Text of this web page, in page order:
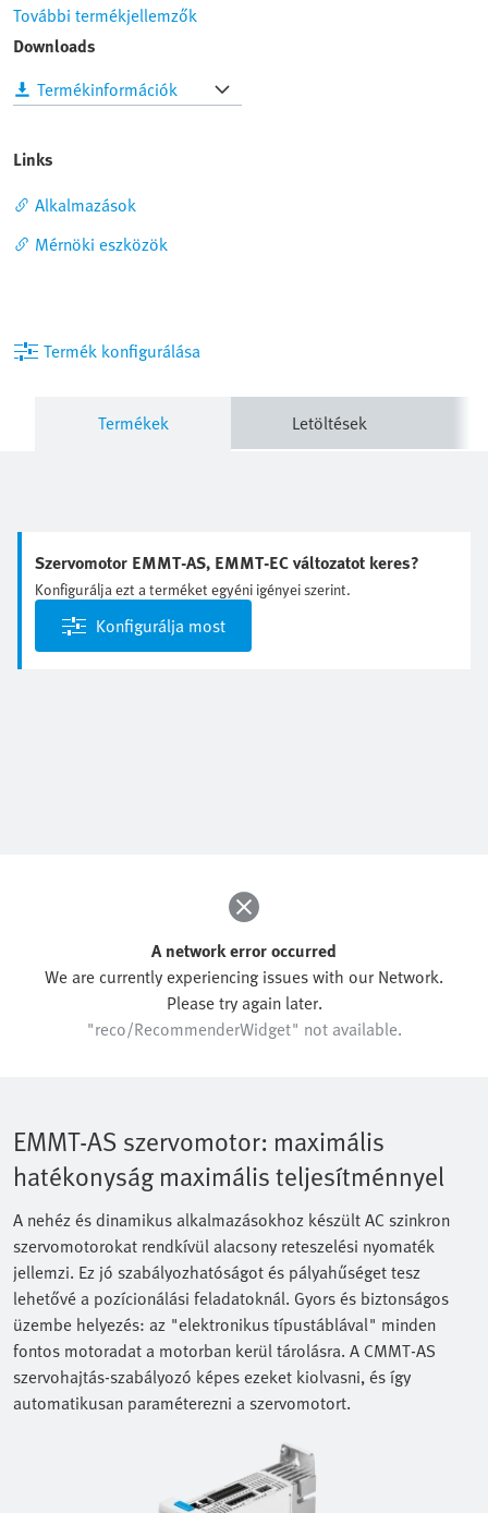
További termékjellemzők
Downloads
Termékinformációk
Links
Alkalmazások
Mérnöki eszközök
Termék konfigurálása
Termékek Letöltések
Szervomotor EMMT-AS, EMMT-EC változatot keres?
Konfigurálja ezt a terméket egyéni igényei szerint.
Konfigurálja most
A network error occurred
We are currently experiencing issues with our Network.
Please try again later.
"reco/RecommenderWidget" not available.
EMMT-AS szervomotor: maximális
hatékonyság maximális teljesítménnyel
A nehéz és dinamikus alkalmazásokhoz készült AC szinkron
szervomotorokat rendkívül alacsony reteszelési nyomaték
jellemzi. Ez jó szabályozhatóságot és pályahűséget tesz
lehetővé a pozícionálási feladatoknál. Gyors és biztonságos
üzembe helyezés: az "elektronikus típustáblával" minden
fontos motoradat a motorban kerül tárolásra. A CMMT-AS
szervohajtás-szabályozó képes ezeket kiolvasni, és így
automatikusan paraméterezni a szervomotort.